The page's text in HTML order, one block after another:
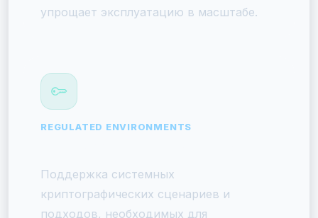
упрощает эксплуатацию в масштабе.
REGULATED ENVIRONMENTS
Поддержка системных
криптографических сценариев и
подходов, необходимых для